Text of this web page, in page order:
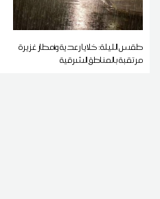
طقس الليلة: خلايا رعدية وأمطار غزيرة
مرتقبة بالمناطق الشرقية